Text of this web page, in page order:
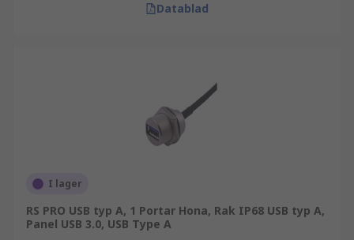
Datablad
I lager
RS PRO USB typ A, 1 Portar Hona, Rak IP68 USB typ A,
Panel USB 3.0, USB Type A